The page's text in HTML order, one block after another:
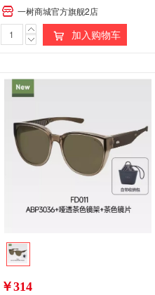
一树商城官方旗舰2店
加入购物车
￥314